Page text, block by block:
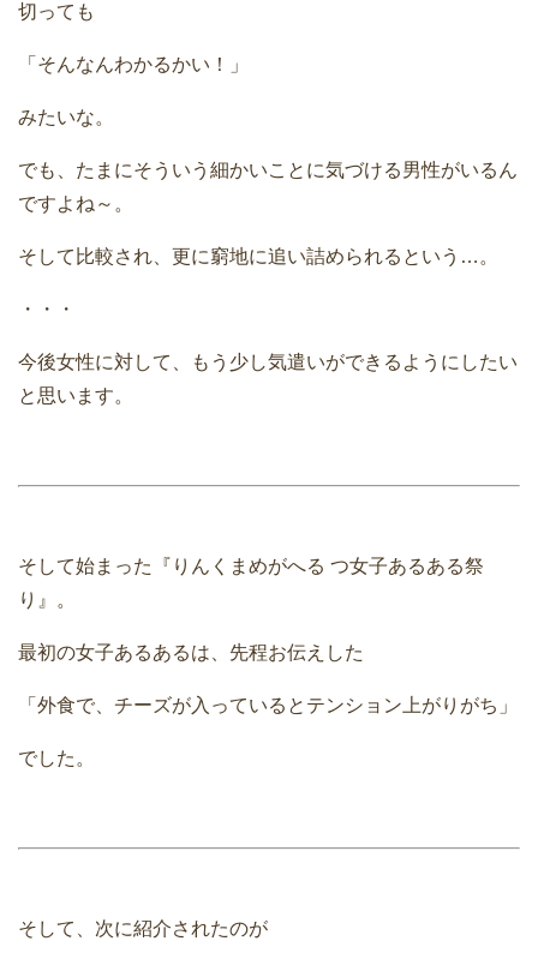
切っても
「そんなんわかるかい！」
みたいな。
でも、たまにそういう細かいことに気づける男性がいるん
ですよね～。
そして比較され、更に窮地に追い詰められるという…。
・・・
今後女性に対して、もう少し気遣いができるようにしたい
と思います。
そして始まった『りんくまめがへる つ女子あるある祭
り』。
最初の女子あるあるは、先程お伝えした
「外食で、チーズが入っているとテンション上がりがち」
でした。
そして、次に紹介されたのが